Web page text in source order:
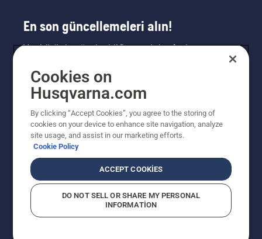
En son güncellemeleri alın!
Yeni ürünler, özel teklifler ve daha fazlası
buradan kaydolun.
Cookies on
Husqvarna.com
By clicking “Accept Cookies”, you agree to the storing of
cookies on your device to enhance site navigation, analyze
site usage, and assist in our marketing efforts.
Cookie Policy
ACCEPT COOKIES
DO NOT SELL OR SHARE MY PERSONAL
INFORMATION